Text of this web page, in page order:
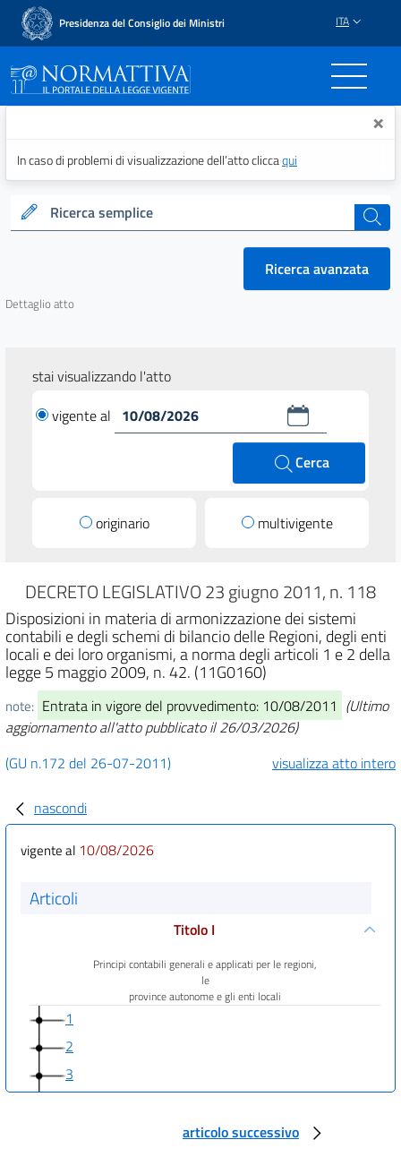
Presidenza del Consiglio dei Ministri ITA
Normattiva - Il portale ×
In caso di problemi di visualizzazione dell’atto cliccaqui
Ricerca semplice cerca
Ricerca avanzata
Dettaglio atto
stai visualizzando l'atto
vigente al
Cerca
originario multivigente
DECRETO LEGISLATIVO 23 giugno 2011, n. 118
Disposizioni in materia di armonizzazione dei sistemi
contabili e degli schemi di bilancio delle Regioni, degli enti
locali e dei loro organismi, a norma degli articoli 1 e 2 della
legge 5 maggio 2009, n. 42. (11G0160)
note: Entrata in vigore del provvedimento: 10/08/2011 (Ultimo
aggiornamento all'atto pubblicato il 26/03/2026)
(GU n.172 del 26-07-2011)
visualizza atto intero
nascondi
vigente al 10/08/2026
Articoli
Titolo I
Principi contabili generali e applicati per le regioni,
le
province autonome e gli enti locali
1
2
3
articolo successivo